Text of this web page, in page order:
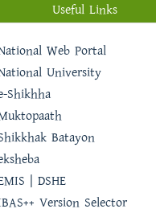
Useful Links
Web Portal
University
Shikhha
Batayon
| DSHE
Version Selector